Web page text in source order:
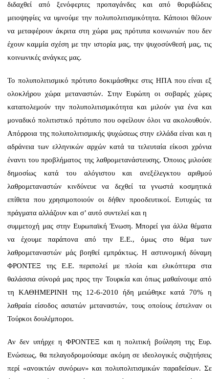
διδαχθεί από ξενόφερτες προπαγάνδες και από θορυβώδεις
μειοψηφίες να υμνούμε την πολυπολιτισμικότητα. Κάποιοι θέλουν
να μεταφέρουν άκριτα στη χώρα μας πρότυπα κοινωνιών που δεν
έχουν καμμία σχέση με την ιστορία μας, την ψυχοσύνθεσή μας, τις
κοινωνικές ανάγκες μας.
Το πολυπολιτισμικό πρότυπο δοκιμάσθηκε στις ΗΠΑ που είναι εξ
ολοκλήρου χώρα μεταναστών. Στην Ευρώπη οι σοβαρές χώρες
καταπολεμούν την πολυπολιτισμικότητα και μιλούν για ένα και
μοναδικό πολιτιστικό πρότυπο που οφείλουν όλοι να ακολουθούν.
Απόρροια της πολυπολιτισμικής ψυχώσεως στην ελλάδα είναι και η
αδράνεια των ελληνικών αρχών κατά τα τελευταία είκοσι χρόνια
έναντι του προβλήματος της λαθρομετανάστευσης. Όποιος μιλούσε
δημοσίως κατά του αλόγιστου και ανεξέλεγκτου αριθμού
λαθρομεταναστών κινδύνευε να δεχθεί τα γνωστά κοσμητικά
επίθετα που χρησιμοποιούν οι δήθεν προοδευτικοί. Ευτυχώς τα
πράγματα αλλάζουν και σ’ αυτό συντελεί και η
συμμετοχή μας στην Ευρωπαϊκή Ένωση. Μπορεί για άλλα θέματα
να έχουμε παράπονα από την Ε.Ε., όμως στο θέμα των
λαθρομεταναστών μάς βοηθεί εμπράκτως. Η αστυνομική δύναμη
ΦΡΟΝΤΕΞ της Ε.Ε. περιπολεί με πλοία και ελικόπτερα στα
θαλάσσια σύνορά μας προς την Τουρκία και όπως μαθαίνουμε από
τη ΚΑΘΗΜΕΡΙΝΗ της 12-6-2010 ήδη μειώθηκε κατά 70% η
λαθραία είσοδος ασιατών μεταναστών, τους οποίους έστελναν οι
Τούρκοι δουλέμποροι.
Αν δεν υπήρχε η ΦΡΟΝΤΕΞ και η πολιτική βούληση της Ευρ.
Ενώσεως, θα πελαγοδρομούσαμε ακόμη σε ιδεολογικές συζητήσεις
περί «ανοικτών συνόρων» και πολυπολιτισμικών παραδείσων. Σε